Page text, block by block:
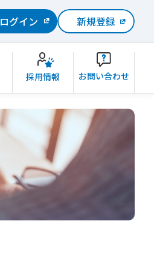
ログイン 新規登録
採用情報 お問い合わせ